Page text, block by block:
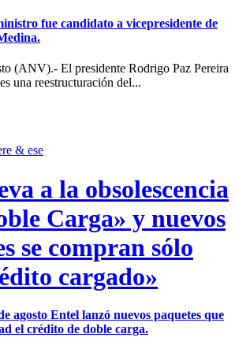
fue candidato a vicepresidente de
(ANV).- El presidente Rodrigo Paz Pereira
una reestructuración del...
& ese
a la obsolescencia
Carga» y nuevos
se compran sólo
cargado»
agosto Entel lanzó nuevos paquetes que
el crédito de doble carga.